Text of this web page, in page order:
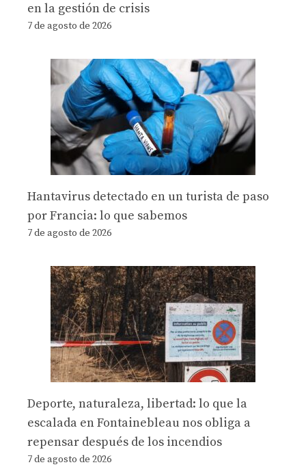
en la gestión de crisis
7 de agosto de 2026
Hantavirus detectado en un turista de paso
por Francia: lo que sabemos
7 de agosto de 2026
Deporte, naturaleza, libertad: lo que la
escalada en Fontainebleau nos obliga a
repensar después de los incendios
7 de agosto de 2026